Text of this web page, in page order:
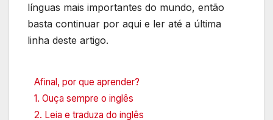
línguas mais importantes do mundo, então
basta continuar por aqui e ler até a última
linha deste artigo.
Afinal, por que aprender?
1. Ouça sempre o inglês
2. Leia e traduza do inglês